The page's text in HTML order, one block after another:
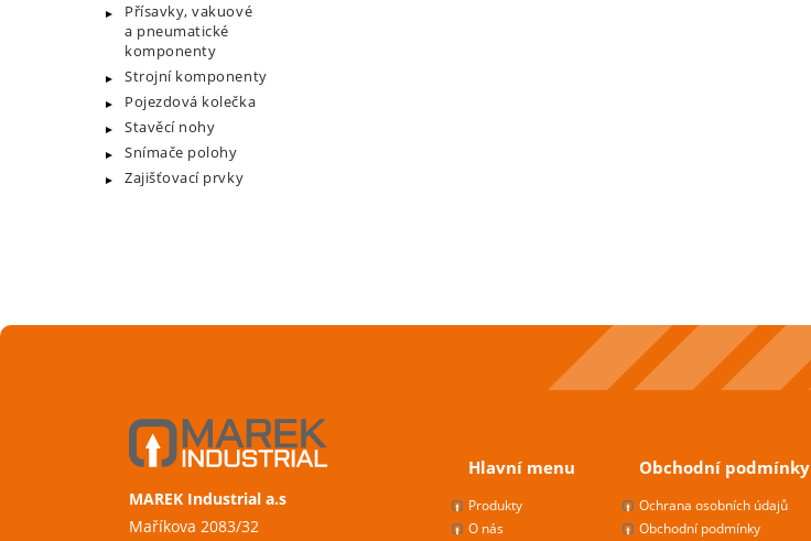
Přísavky, vakuové
a pneumatické
komponenty
Strojní komponenty
Pojezdová kolečka
Stavěcí nohy
Snímače polohy
Zajišťovací prvky
MAREK Industrial a.s
Maříkova 2083/32
Hlavní menu
Produkty
O nás
Obchodní podmínky
Ochrana osobních údajů
Obchodní podmínky